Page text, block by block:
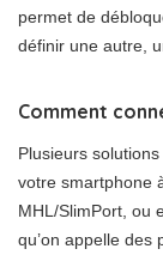
permet de
définir une autre,
Comment
Plusieurs
votre smartphone
MHL/SlimPort, ou
qu’on appelle des